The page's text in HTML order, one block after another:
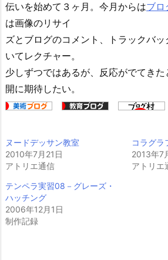
伝いを始めて３ヶ月。今月からはブロ
は画像のリサイ
ズとブログのコメント、トラックバ
いてレクチャー。
少しずつではあるが、反応がでてき
開に期待したい。
ヌードデッサン教室
2010年7月21日
アトリエ通信
コラグラ
2013年7
アトリエ
テンペラ実習08－グレーズ・
ハッチング
2006年12月1日
制作記録